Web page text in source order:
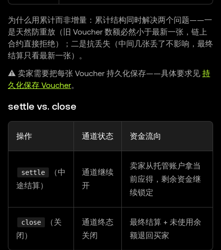
为什么用累计而非增量：累计结构同时解决两个问题——一
是天然防重放（旧 Voucher 数额必然小于最新一张，链上
合约直接拒绝）；二是抗丢失（中间几张丢了不影响，最终
结算只看最新一张）。
⚠️ 卖家需要把每张 Voucher 持久化保存——具体要求见 持
久化保存 Voucher。
settle vs. close
操作 通道状态 资金流向
settle
（中
途结算）
通道继续
开
卖家从托管账户拿当
前应得，剩余资金继
续锁定
close
（关
闭）
通道终态
关闭
最终结算 + 未使用余
额退回买家